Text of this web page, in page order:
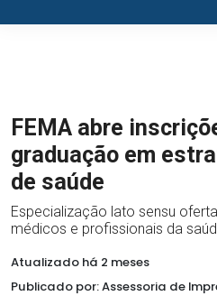
FEMA abre
graduação em
de saúde
Especialização lato sensu
médicos e profissionais da
Atualizado há 2 meses
Publicado por: Assessoria de